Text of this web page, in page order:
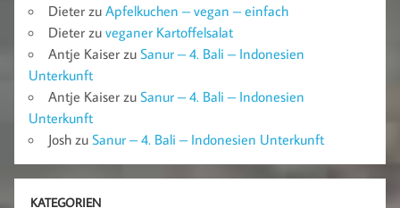
Dieter zu Apfelkuchen – vegan – einfach
Dieter zu veganer Kartoffelsalat
Antje Kaiser zu Sanur – 4. Bali – Indonesien
Unterkunft
Antje Kaiser zu Sanur – 4. Bali – Indonesien
Unterkunft
Josh zu Sanur – 4. Bali – Indonesien Unterkunft
KATEGORIEN